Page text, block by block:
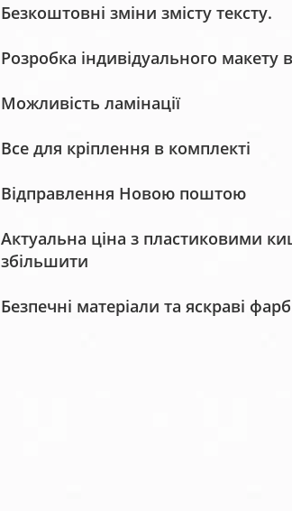
Безкоштовні зміни змісту тексту.
Розробка індивідуального макету
Можливість ламінації
Все для кріплення в комплекті
Відправлення Новою поштою
Актуальна ціна з пластиковими
збільшити
Безпечні матеріали та яскраві